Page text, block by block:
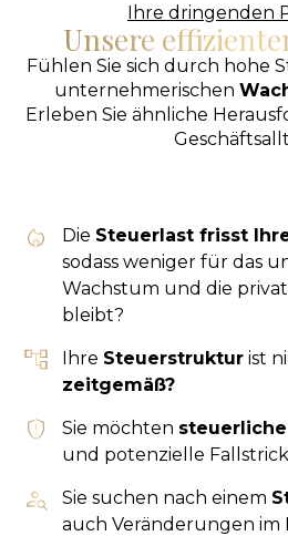
Ihre dringenden
Unsere
Fühlen Sie sich durch hohe
unternehmerischen
Erleben Sie ähnliche
Die Steuerlast frisst
sodass weniger für das
Wachstum und die
bleibt?
Ihre Steuerstruktur ist
zeitgemäß?
Sie möchten
und potenzielle
Sie suchen nach einem
auch Veränderungen im